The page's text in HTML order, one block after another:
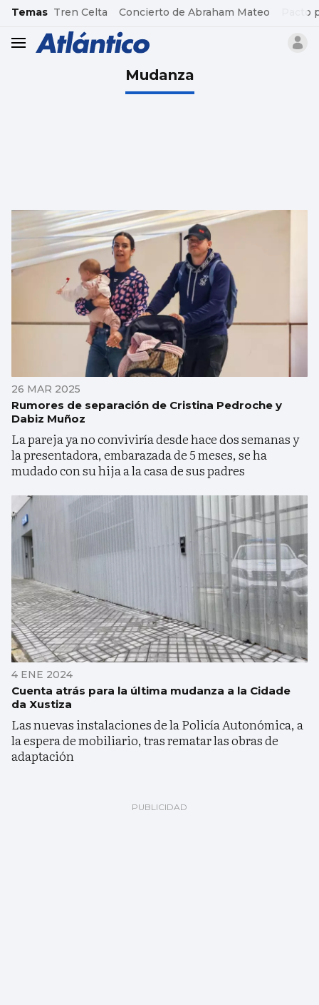
common.go-to-content
Temas Tren Celta Concierto de Abraham Mateo Pacto
header.menu.open
Mudanza
26 MAR 2025
Rumores de separación de Cristina Pedroche y
Dabiz Muñoz
La pareja ya no conviviría desde hace dos semanas y
la presentadora, embarazada de 5 meses, se ha
mudado con su hija a la casa de sus padres
4 ENE 2024
Cuenta atrás para la última mudanza a la Cidade
da Xustiza
Las nuevas instalaciones de la Policía Autonómica, a
la espera de mobiliario, tras rematar las obras de
adaptación